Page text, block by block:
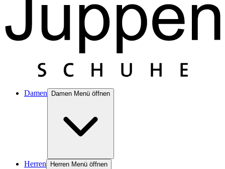
Damen Damen Menü öffnen
Herren Herren Menü öffnen